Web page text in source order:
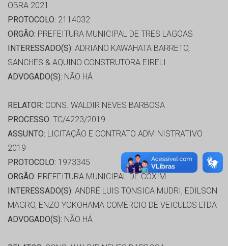
OBRA 2021
PROTOCOLO: 2114032
ORGÃO: PREFEITURA MUNICIPAL DE TRES LAGOAS
INTERESSADO(S): ADRIANO KAWAHATA BARRETO,
SANCHES & AQUINO CONSTRUTORA EIRELI
ADVOGADO(S): NÃO HÁ
RELATOR: CONS. WALDIR NEVES BARBOSA
PROCESSO: TC/4223/2019
ASSUNTO: LICITAÇÃO E CONTRATO ADMINISTRATIVO
2019
PROTOCOLO: 1973345
ORGÃO: PREFEITURA MUNICIPAL DE COXIM
INTERESSADO(S): ANDRÉ LUIS TONSICA MUDRI, EDILSON
MAGRO, ENZO YOKOHAMA COMERCIO DE VEICULOS LTDA
ADVOGADO(S): NÃO HÁ